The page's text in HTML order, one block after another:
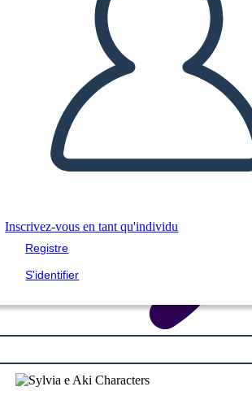
Inscrivez-vous en tant qu'individu
Registre
S'identifier